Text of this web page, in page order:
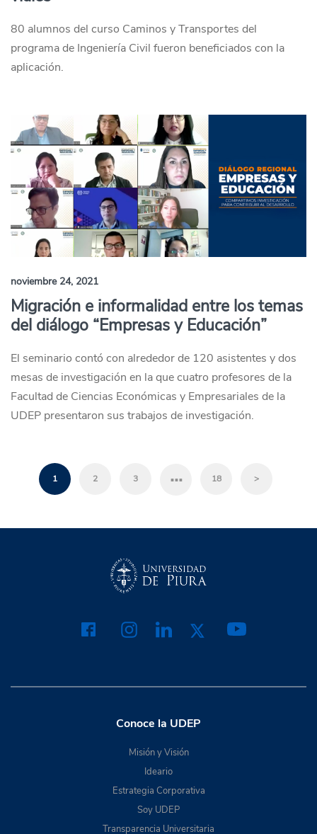
80 alumnos del curso Caminos y Transportes del
programa de Ingeniería Civil fueron beneficiados con la
aplicación.
noviembre 24, 2021
Migración e informalidad entre los temas
del diálogo “Empresas y Educación”
El seminario contó con alrededor de 120 asistentes y dos
mesas de investigación en la que cuatro profesores de la
Facultad de Ciencias Económicas y Empresariales de la
UDEP presentaron sus trabajos de investigación.
1 2 3 … 18 >
Conoce la UDEP
Misión y Visión
Ideario
Estrategia Corporativa
Soy UDEP
Transparencia Universitaria